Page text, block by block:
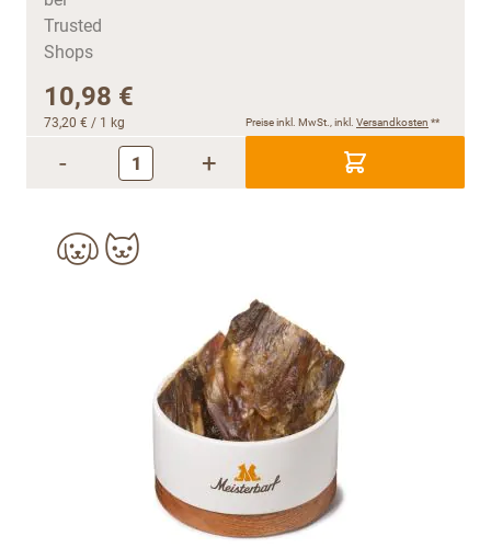
10,98 €
73,20 € / 1 kg Preise inkl. MwSt., inkl. Versandkosten **
- +